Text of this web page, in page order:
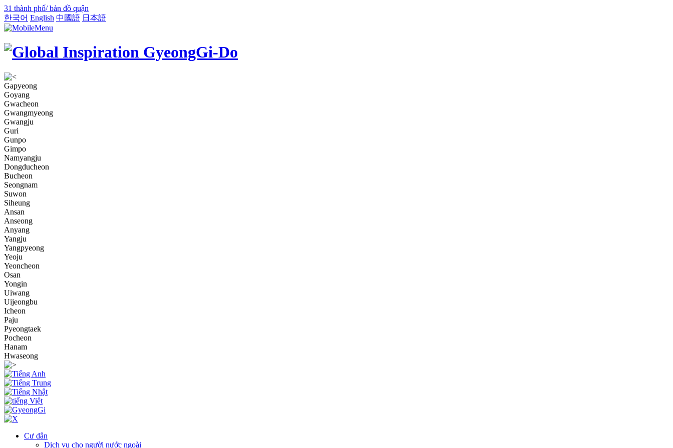
31 thành phố/ bản đồ quận
한국어 English 中國語 日本語
Gapyeong
Goyang
Gwacheon
Gwangmyeong
Gwangju
Guri
Gunpo
Gimpo
Namyangju
Dongducheon
Bucheon
Seongnam
Suwon
Siheung
Ansan
Anseong
Anyang
Yangju
Yangpyeong
Yeoju
Yeoncheon
Osan
Yongin
Uiwang
Uijeongbu
Icheon
Paju
Pyeongtaek
Pocheon
Hanam
Hwaseong
Cư dân
Dịch vụ cho người nước ngoài